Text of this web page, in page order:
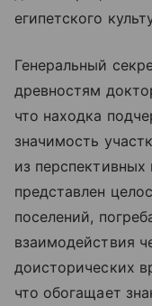
египетского
Генеральный
древностям
что находка
значимость
из
представлен
поселений,
взаимодействия
доисторических
что обогащает